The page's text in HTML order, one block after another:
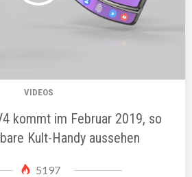
VIDEOS
kommt im Februar 2019, so
Kult-Handy aussehen
5197